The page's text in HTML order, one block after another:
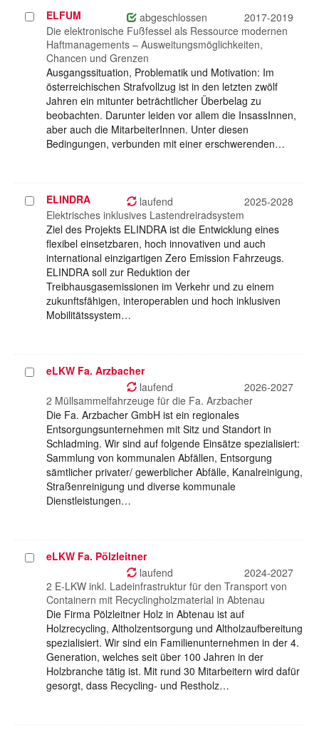
Projekt
auswählen
ELFUM abgeschlossen
2017-2019
Die elektronische Fußfessel als Ressource modernen
Haftmanagements – Ausweitungsmöglichkeiten,
Chancen und Grenzen
Ausgangssituation, Problematik und Motivation: Im
österreichischen Strafvollzug ist in den letzten zwölf
Jahren ein mitunter beträchtlicher Überbelag zu
beobachten. Darunter leiden vor allem die InsassInnen,
aber auch die MitarbeiterInnen. Unter diesen
Bedingungen, verbunden mit einer erschwerenden…
Projekt
auswählen
ELINDRA laufend
2025-2028
Elektrisches inklusives Lastendreiradsystem
Ziel des Projekts ELINDRA ist die Entwicklung eines
flexibel einsetzbaren, hoch innovativen und auch
international einzigartigen Zero Emission Fahrzeugs.
ELINDRA soll zur Reduktion der
Treibhausgasemissionen im Verkehr und zu einem
zukunftsfähigen, interoperablen und hoch inklusiven
Mobilitätssystem…
ProjekteLKW Fa. Arzbacher
laufend
2026-2027
2 Müllsammelfahrzeuge für die Fa. Arzbacher
Die Fa. Arzbacher GmbH ist ein regionales
Entsorgungsunternehmen mit Sitz und Standort in
Schladming. Wir sind auf folgende Einsätze spezialisiert:
Sammlung von kommunalen Abfällen, Entsorgung
sämtlicher privater/ gewerblicher Abfälle, Kanalreinigung,
Straßenreinigung und diverse kommunale
Dienstleistungen…
ProjekteLKW Fa. Pölzleitner
laufend
2024-2027
2 E-LKW inkl. Ladeinfrastruktur für den Transport von
Containern mit Recyclingholzmaterial in Abtenau
Die Firma Pölzleitner Holz in Abtenau ist auf
Holzrecycling, Altholzentsorgung und Altholzaufbereitung
spezialisiert. Wir sind ein Familienunternehmen in der 4.
Generation, welches seit über 100 Jahren in der
Holzbranche tätig ist. Mit rund 30 Mitarbeitern wird dafür
gesorgt, dass Recycling- und Restholz…